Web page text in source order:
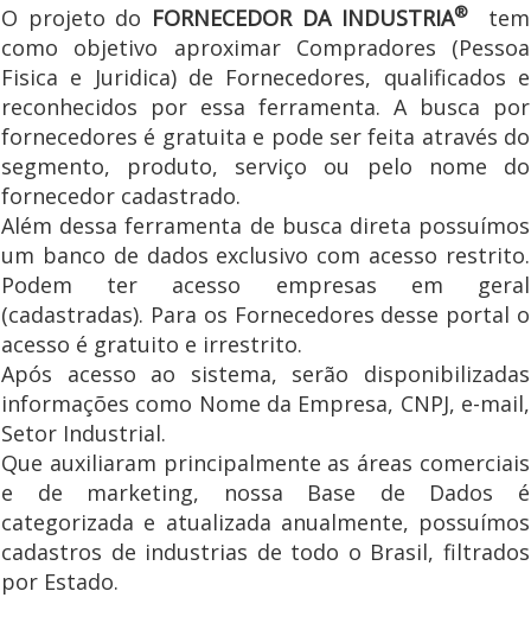
O projeto do FORNECEDOR DA INDUSTRIA®tem
como objetivo aproximar Compradores (Pessoa
Fisica e Juridica) de Fornecedores, qualificados e
reconhecidos por essa ferramenta. A busca por
fornecedores é gratuita e pode ser feita através do
segmento, produto, serviço ou pelo nome do
fornecedor cadastrado.
Além dessa ferramenta de busca direta possuímos
um banco de dados exclusivo com acesso restrito.
Podem ter acesso empresas em geral
(cadastradas). Para os Fornecedores desse portal o
acesso é gratuito e irrestrito.
Após acesso ao sistema, serão disponibilizadas
informações como Nome da Empresa, CNPJ, e-mail,
Setor Industrial.
Que auxiliaram principalmente as áreas comerciais
e de marketing, nossa Base de Dados é
categorizada e atualizada anualmente, possuímos
cadastros de industrias de todo o Brasil, filtrados
por Estado.